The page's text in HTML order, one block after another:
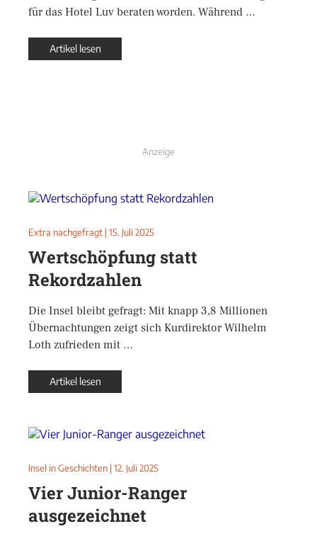
für das Hotel Luv beraten worden. Während …
Artikel lesen
Anzeige
Extra nachgefragt | 15. Juli 2025
Wertschöpfung statt
Rekordzahlen
Die Insel bleibt gefragt: Mit knapp 3,8 Millionen
Übernachtungen zeigt sich Kurdirektor Wilhelm
Loth zufrieden mit …
Artikel lesen
Insel in Geschichten | 12. Juli 2025
Vier Junior-Ranger
ausgezeichnet